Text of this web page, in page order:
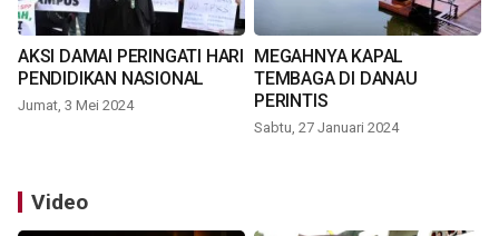
AKSI DAMAI PERINGATI HARI
PENDIDIKAN NASIONAL
Jumat, 3 Mei 2024
MEGAHNYA KAPAL
TEMBAGA DI DANAU
PERINTIS
Sabtu, 27 Januari 2024
Video